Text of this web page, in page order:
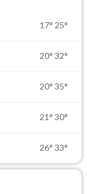
17° 25°
20° 32°
20° 35°
21° 30°
26° 33°